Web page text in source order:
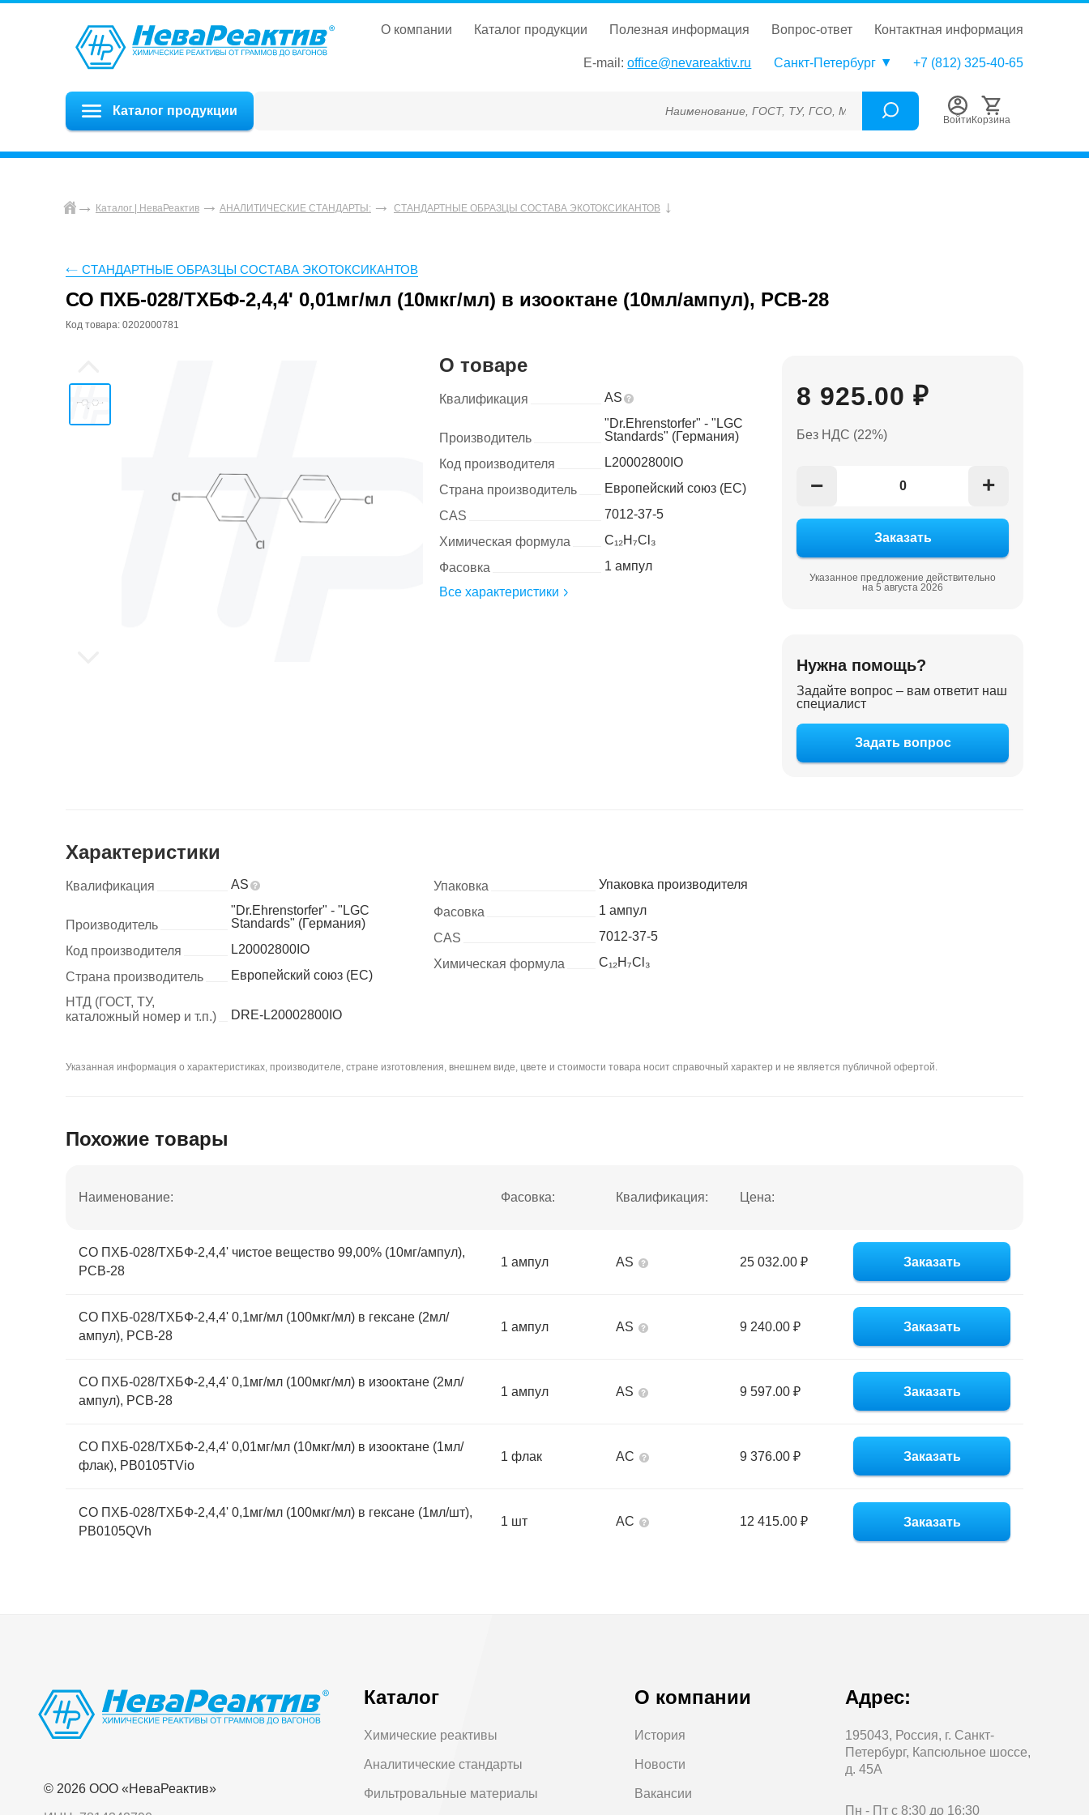
о компании каталог продукции полезная информация вопрос-ответ контактная информация
E-mail: office@nevareaktiv.ru Санкт-Петербург +7 (812) 325-40-65
Каталог продукции Наименование, ГОСТ, ТУ, ГСО, МСО, ОСО, СОП, ГРСИ, Каталожный номер
Войти Корзина
Каталог | НеваРеактив АНАЛИТИЧЕСКИЕ СТАНДАРТЫ: СТАНДАРТНЫЕ ОБРАЗЦЫ СОСТАВА ЭКОТОКСИКАНТОВ
СТАНДАРТНЫЕ ОБРАЗЦЫ СОСТАВА ЭКОТОКСИКАНТОВ
СО ПХБ-028/ТХБФ-2,4,4' 0,01мг/мл (10мкг/мл) в изооктане (10мл/ампул), PCB-28
Код товара: 0202000781
8 925.00 ₽
Без НДС (22%)
− +
Указанное предложение действительно
на 5 августа 2026
О товаре
Квалификация AS
Производитель
"Dr.Ehrenstorfer" - "LGC
Standards" (Германия)
Код производителя
L20002800IO
Страна производитель
Европейский союз (ЕС)
CAS
7012-37-5
Химическая формула
C₁₂H₇Cl₃
Фасовка
1 ампул
Все характеристики
Нужна помощь?
Задайте вопрос – вам ответит наш
специалист
Задать вопрос
Характеристики
Квалификация AS
Производитель
"Dr.Ehrenstorfer" - "LGC
Standards" (Германия)
Код производителя
L20002800IO
Страна производитель
Европейский союз (ЕС)
НТД (ГОСТ, ТУ,
каталожный номер и т.п.)
DRE-L20002800IO
Упаковка
Упаковка производителя
Фасовка
1 ампул
CAS
7012-37-5
Химическая формула
C₁₂H₇Cl₃
Указанная информация о характеристиках, производителе, стране изготовления, внешнем виде, цвете и стоимости товара носит справочный характер и не является публичной офертой.
Похожие товары
Наименование: Фасовка: Квалификация: Цена:
СО ПХБ-028/ТХБФ-2,4,4' чистое вещество 99,00% (10мг/ампул),
PCB-28
1 ампул AS 25 032.00 ₽ Заказать
СО ПХБ-028/ТХБФ-2,4,4' 0,1мг/мл (100мкг/мл) в гексане (2мл/
ампул), PCB-28
1 ампул AS 9 240.00 ₽ Заказать
СО ПХБ-028/ТХБФ-2,4,4' 0,1мг/мл (100мкг/мл) в изооктане (2мл/
ампул), PCB-28
1 ампул AS 9 597.00 ₽ Заказать
СО ПХБ-028/ТХБФ-2,4,4' 0,01мг/мл (10мкг/мл) в изооктане (1мл/
флак), PB0105TVio
1 флак АС 9 376.00 ₽ Заказать
СО ПХБ-028/ТХБФ-2,4,4' 0,1мг/мл (100мкг/мл) в гексане (1мл/шт),
PB0105QVh
1 шт АС 12 415.00 ₽ Заказать
© 2026 OOO «НеваРеактив»
Каталог
Химические реактивы
Аналитические стандарты
Фильтровальные материалы
О компании
История
Новости
Вакансии
Адрес:
195043, Россия, г. Санкт-
Петербург, Капсюльное шоссе,
д. 45А
Пн - Пт с 8:30 до 16:30